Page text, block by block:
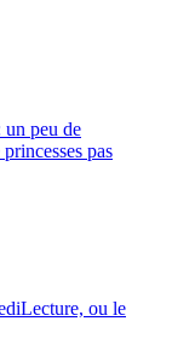
un peu de
pas
ou le